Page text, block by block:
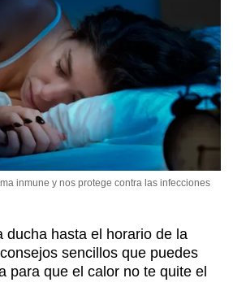
inmune y nos protege contra las infecciones
ducha hasta el horario de la
sencillos que puedes
para que el calor no te quite el